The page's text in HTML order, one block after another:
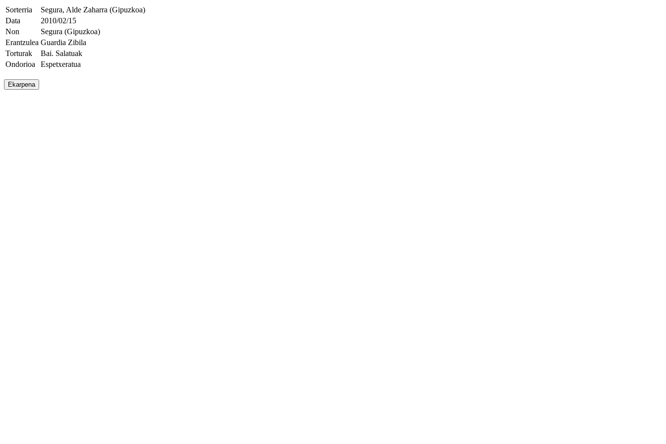
Sorterria
Segura, Alde Zaharra (Gipuzkoa)
Data
2010/02/15
Non
Segura (Gipuzkoa)
Erantzulea Guardia Zibila
Torturak
Bai. Salatuak
Ondorioa
Espetxeratua